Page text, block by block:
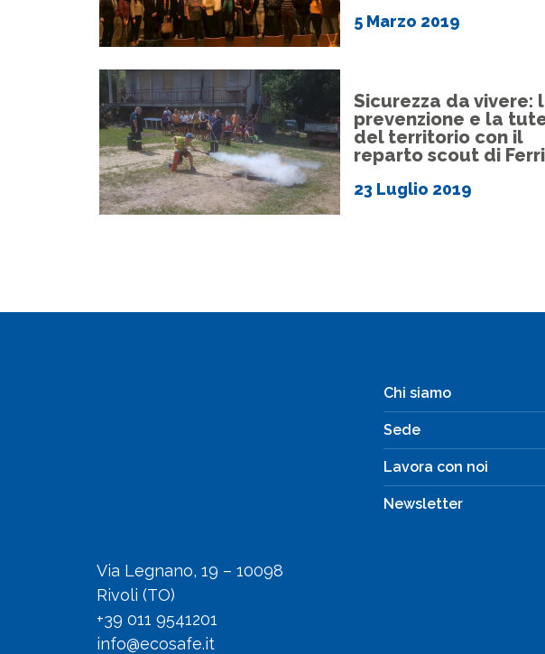
5 Marzo 2019
Sicurezza da vivere:
prevenzione e la
del territorio con il
reparto scout di
23 Luglio 2019
Via Legnano, 19 – 10098
Rivoli (TO)
+39 011 9541201
info@ecosafe.it
Chi siamo
Sede
Lavora con noi
Newsletter